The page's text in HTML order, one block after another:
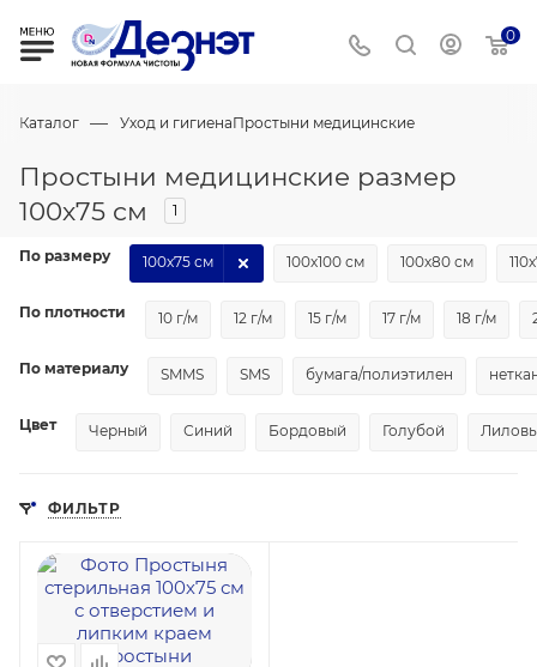
0
Каталог — Уход и гигиенаПростыни медицинские
Простыни медицинские размер
100х75 см
1
По размеру 100х100 см
100х75 см 100х80 см
По плотности 10 г/м 12 г/м 15 г/м 17 г/м 18 г/м
По материалу SMMS SMS бумага/полиэтилен
Цвет Черный Синий Бордовый Голубой
ФИЛЬТР